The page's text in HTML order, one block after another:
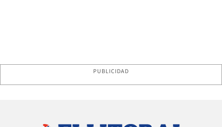
PUBLICIDAD